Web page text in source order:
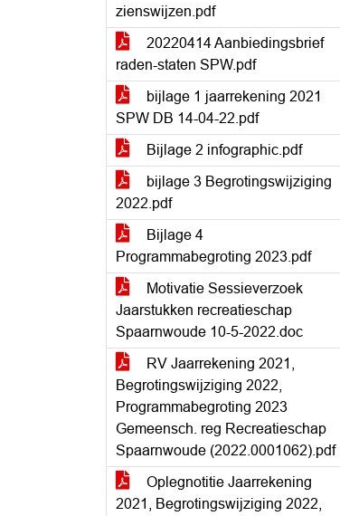
zienswijzen.pdf
20220414 Aanbiedingsbrief
raden-staten SPW.pdf
bijlage 1 jaarrekening 2021
SPW DB 14-04-22.pdf
Bijlage 2 infographic.pdf
bijlage 3 Begrotingswijziging
2022.pdf
Bijlage 4
Programmabegroting 2023.pdf
Motivatie Sessieverzoek
Jaarstukken recreatieschap
Spaarnwoude 10-5-2022.doc
RV Jaarrekening 2021,
Begrotingswijziging 2022,
Programmabegroting 2023
Gemeensch. reg Recreatieschap
Spaarnwoude (2022.0001062).pdf
Oplegnotitie Jaarrekening
2021, Begrotingswijziging 2022,